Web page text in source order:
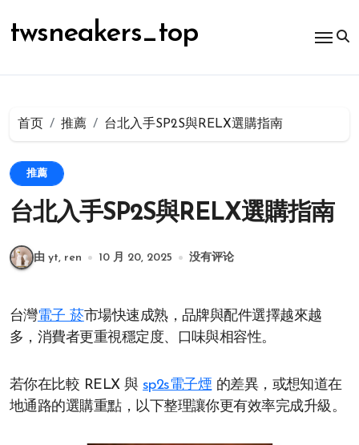
容
twsneakers_top
首页 推薦 台北入手SP2S與RELX選購指南
推薦
台北入手SP2S與RELX選購指南
由 yt, ren 10 月 20, 2025 没有评论
台灣電子 菸市場快速成熟，品牌與配件選擇越來越
多，消費者更重視穩定度、口味與相容性。
若你在比較 RELX 與 sp2s電子煙的差異，或想知道在
地通路的選購重點，以下整理讓你更有效率完成升級。